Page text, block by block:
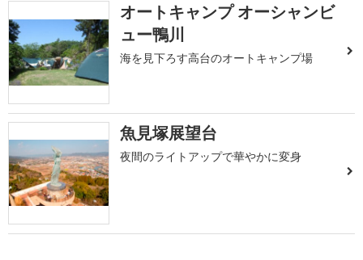
オートキャンプ オーシャンビ
ュー鴨川
海を見下ろす高台のオートキャンプ場
魚見塚展望台
夜間のライトアップで華やかに変身